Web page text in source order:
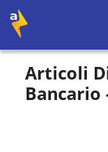
Articoli
Bancario